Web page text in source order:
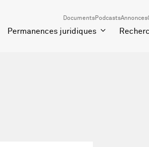
DocumentsPodcastsAnnonces
Permanences juridiques